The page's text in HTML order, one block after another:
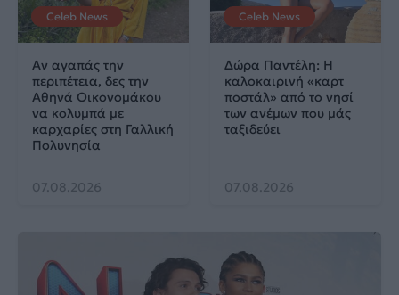
Celeb News
Αν αγαπάς την
περιπέτεια, δες την
Αθηνά Οικονομάκου
να κολυμπά με
καρχαρίες στη Γαλλική
Πολυνησία
07.08.2026
Celeb News
Δώρα Παντέλη: Η
καλοκαιρινή «καρτ
ποστάλ» από το νησί
των ανέμων που μάς
ταξιδεύει
07.08.2026